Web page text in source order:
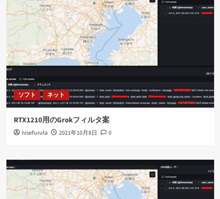
ソフト ネット
RTX1210用のGrokフィルタ案
nisefuruta 2021年10月8日 0